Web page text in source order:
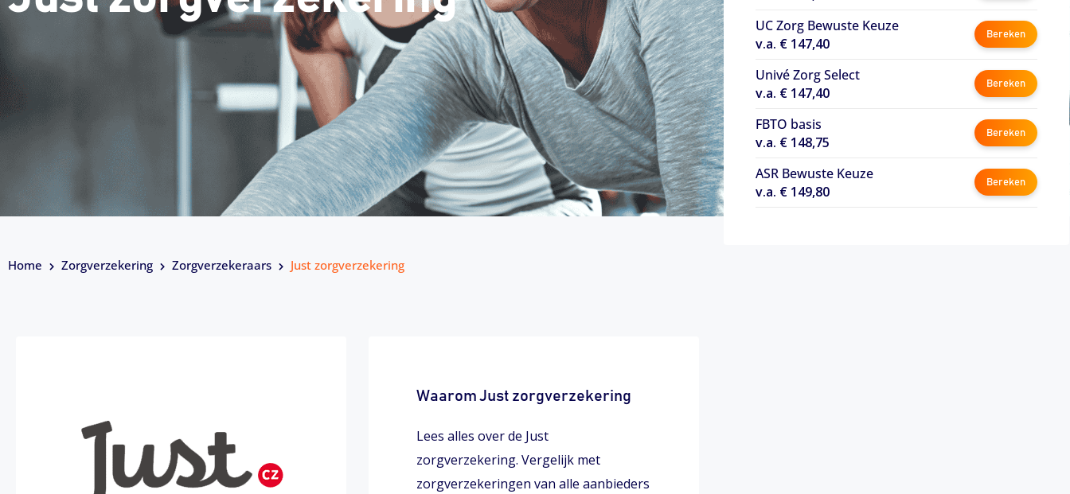
UC Zorg Bewuste Keuze
v.a. € 147,40
Bereken
Univé Zorg Select
v.a. € 147,40
Bereken
FBTO basis
v.a. € 148,75
Bereken
ASR Bewuste Keuze
v.a. € 149,80
Bereken
Home Zorgverzekering Zorgverzekeraars Just zorgverzekering
Waarom Just zorgverzekering
Lees alles over de Just
zorgverzekering. Vergelijk met
zorgverzekeringen van alle aanbieders